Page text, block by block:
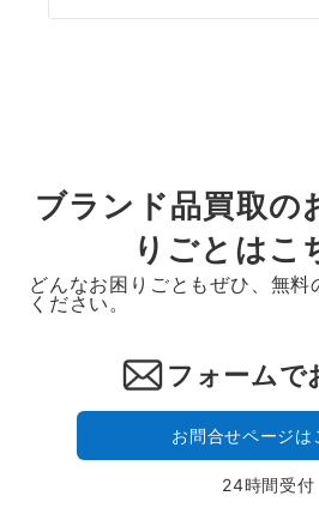
ブランド品買取の
りごとはこ
どんなお困りごともぜひ、無
ください。
フォームで
お問合せページは
24時間受付